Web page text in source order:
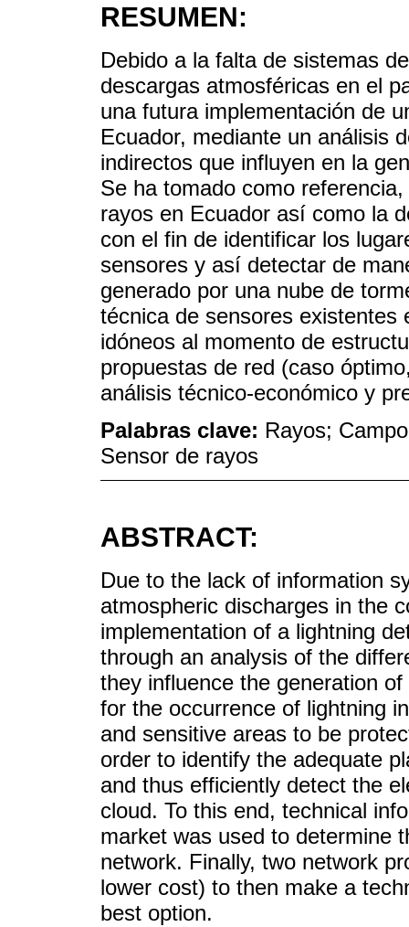
RESUMEN:
Debido a la falta de sistemas
descargas atmosféricas en el
una futura implementación de
Ecuador, mediante un análisis
indirectos que influyen en la
Se ha tomado como
rayos en Ecuador así como la
con el fin de identificar los
sensores y así detectar de
generado por una nube de
técnica de sensores existentes
idóneos al momento de
propuestas de red (caso
análisis técnico-económico y
Palabras clave: Rayos;
Sensor de rayos
ABSTRACT:
Due to the lack of information
atmospheric discharges in the
implementation of a lightning
through an analysis of the
they influence the generation
for the occurrence of lightning
and sensitive areas to be
order to identify the adequate
and thus efficiently detect the
cloud. To this end, technical
market was used to determine
network. Finally, two network
lower cost) to then make a
best option.